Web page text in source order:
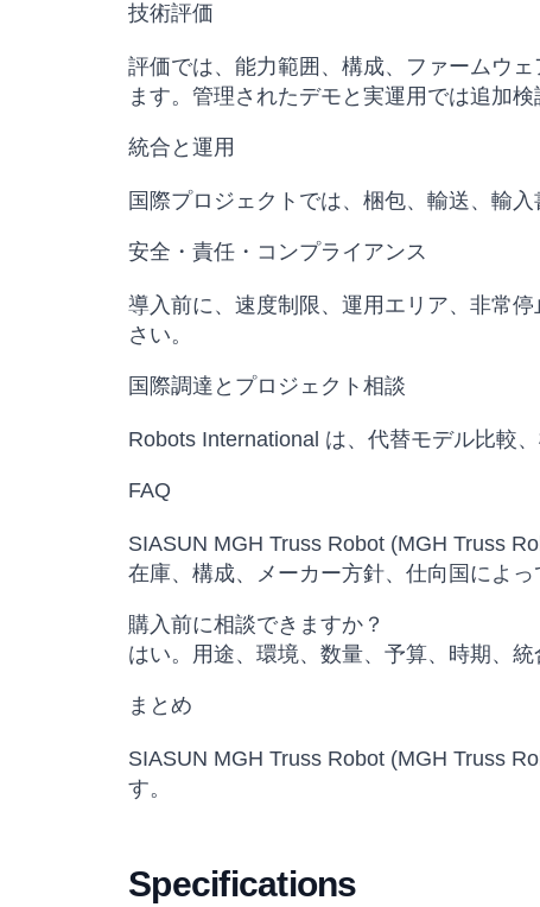
技術評価
評価では、能力範囲、構成、ファームウ
ます。管理されたデモと実運用では追加
統合と運用
国際プロジェクトでは、梱包、輸送、輸
安全・責任・コンプライアンス
導入前に、速度制限、運用エリア、非常
さい。
国際調達とプロジェクト相談
Robots International は、代替モデル比較
FAQ
SIASUN MGH Truss Robot (MGH Truss
在庫、構成、メーカー方針、仕向国によっ
購入前に相談できますか？
はい。用途、環境、数量、予算、時期、
まとめ
SIASUN MGH Truss Robot (MGH Truss
す。
Specifications